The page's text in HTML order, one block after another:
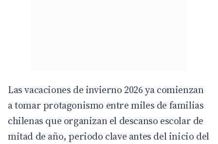
Las vacaciones de invierno 2026 ya comienzan
a tomar protagonismo entre miles de familias
chilenas que organizan el descanso escolar de
mitad de año, periodo clave antes del inicio del